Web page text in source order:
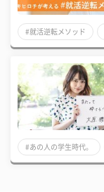
#就活逆転メソッド
#あの人の学生時代。